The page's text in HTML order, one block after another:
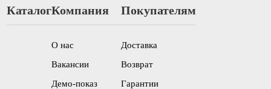
КаталогКомпания
О нас
Вакансии
Демо-показ
Покупателям
Доставка
Возврат
Гарантии